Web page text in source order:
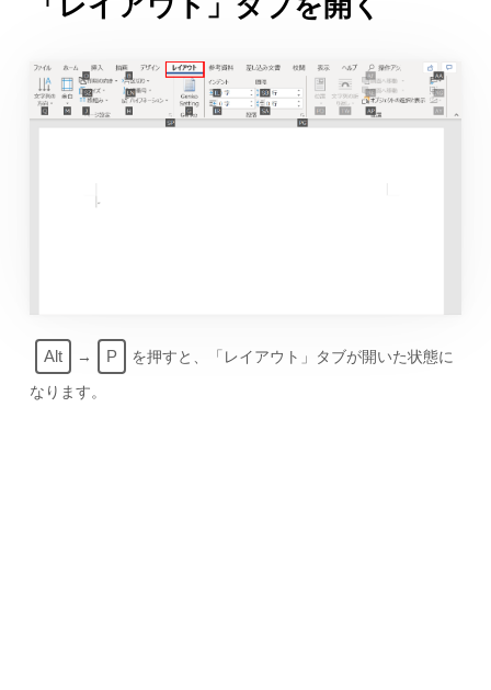
Alt → P
を押すと、「レイアウト」タブが開いた状態に
なります。